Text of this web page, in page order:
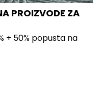
PROIZVODE ZA
+ 50% popusta na